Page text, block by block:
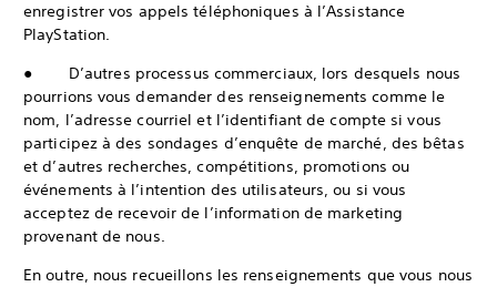
enregistrer vos appels téléphoniques à l’Assistance
PlayStation.
● D’autres processus commerciaux, lors desquels nous
pourrions vous demander des renseignements comme le
nom, l’adresse courriel et l’identifiant de compte si vous
participez à des sondages d’enquête de marché, des bêtas
et d’autres recherches, compétitions, promotions ou
événements à l’intention des utilisateurs, ou si vous
acceptez de recevoir de l’information de marketing
provenant de nous.
En outre, nous recueillons les renseignements que vous nous